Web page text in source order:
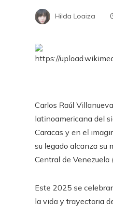
Hilda Loaiza
Carlos Raúl
latinoamericana del
Caracas y en el
su legado alcanza su
Central de
Este 2025 se
la vida y trayectoria